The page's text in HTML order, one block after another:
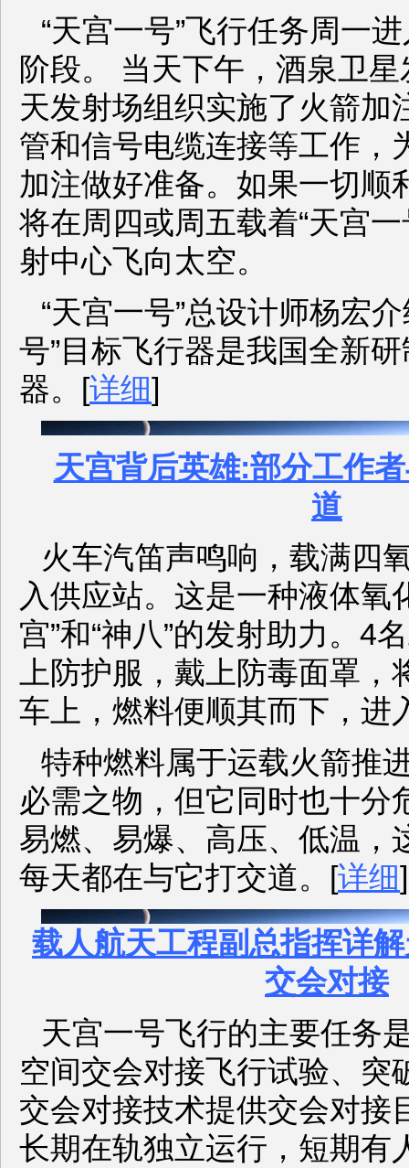
“天宫一号”飞行任务周一
阶段。 当天下午，酒泉卫
天发射场组织实施了火箭加
管和信号电缆连接等工作，
加注做好准备。如果一切顺
将在周四或周五载着“天宫
射中心飞向太空。
“天宫一号”总设计师杨宏
号”目标飞行器是我国全新
器。[详细]
天宫背后英雄:部分工作
道
火车汽笛声鸣响，载满四
入供应站。这是一种液体氧
宫”和“神八”的发射助力。4
上防护服，戴上防毒面罩，
车上，燃料便顺其而下，进
特种燃料属于运载火箭推
必需之物，但它同时也十
易燃、易爆、高压、低温，
每天都在与它打交道。[详细]
载人航天工程副总指挥详
交会对接
天宫一号飞行的主要任务
空间交会对接飞行试验、突
交会对接技术提供交会对接
长期在轨独立运行，短期有